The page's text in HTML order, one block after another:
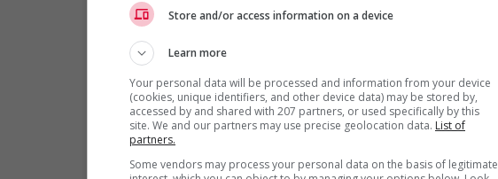
Construction, production
Technicien, préposé au contrôle
qualité, temporaire de nuit
Saint-Denis-sur-Richelieu, QC
(59 km)
biopharmaceutique,
Store and/or access information on a device
Learn more
Your personal data will be processed and information from your device
(cookies, unique identifiers, and other device data) may be stored by,
accessed by and shared with 207 partners, or used specifically by this
site. We and our partners may use precise geolocation data. List of
partners.
Some vendors may process your personal data on the basis of legitimate